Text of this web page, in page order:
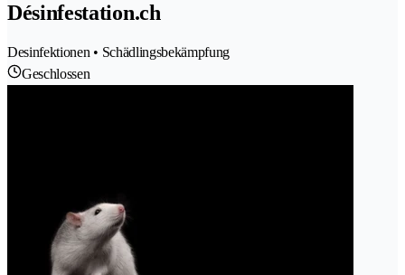
Désinfestation.ch
Desinfektionen • Schädlingsbekämpfung
Geschlossen